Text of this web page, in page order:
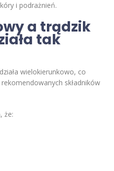
i podrażnień.
a trądzik
tak
działa wielokierunkowo, co
składników
że: